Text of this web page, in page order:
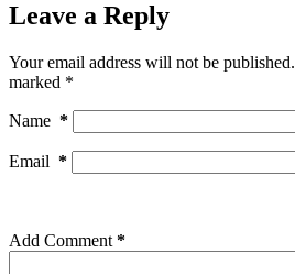
Leave a Reply
Your email address will not be published.
marked *
Name *
Email *
Add Comment *